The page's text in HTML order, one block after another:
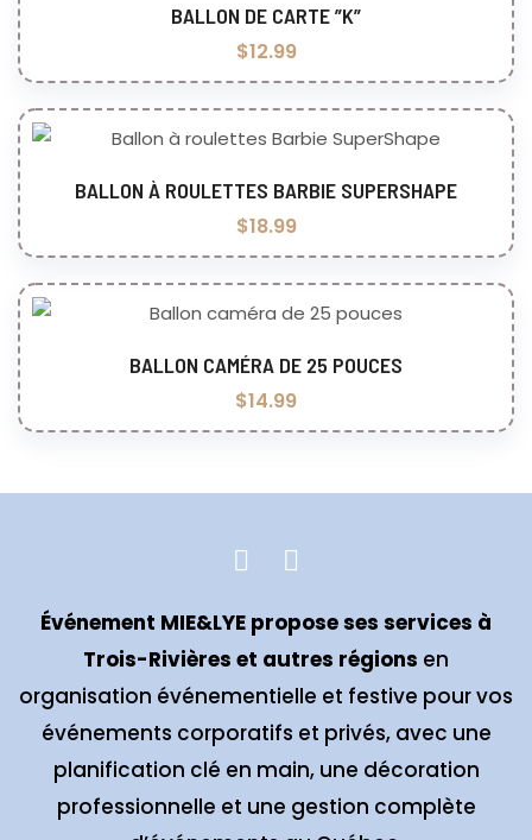
Ajouter au panier
BALLON DE CARTE ”K”
$12.99
Ajouter au panier
BALLON À ROULETTES BARBIE SUPERSHAPE
$18.99
Ajouter au panier
BALLON CAMÉRA DE 25 POUCES
$14.99
Événement MIE&LYE propose ses services à
Trois-Rivières et autres régions en
organisation événementielle et festive pour vos
événements corporatifs et privés, avec une
planification clé en main, une décoration
professionnelle et une gestion complète